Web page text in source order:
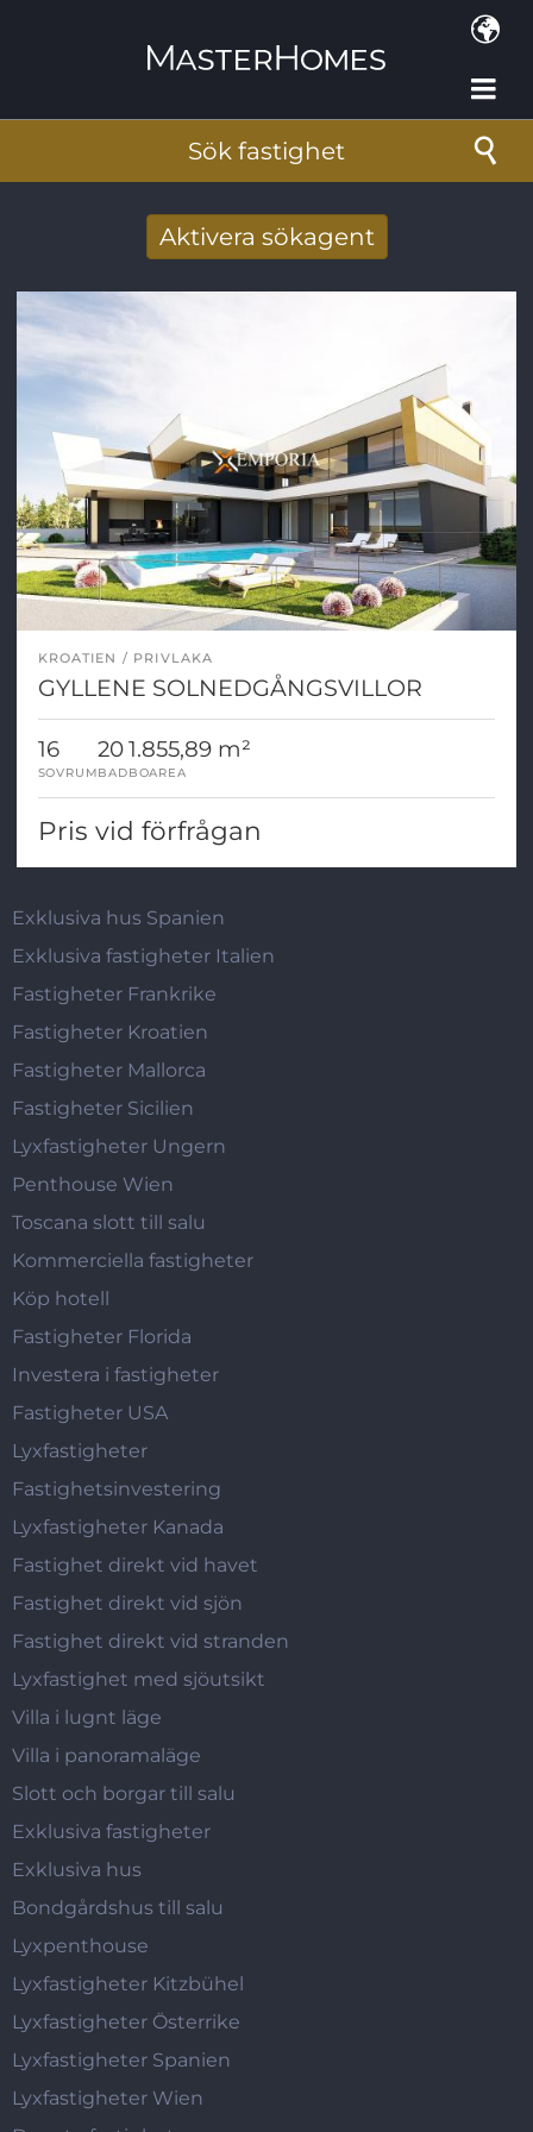
Sök fastighet
Aktivera sökagent
KROATIEN PRIVLAKA
GYLLENE SOLNEDGÅNGSVILLOR
16
SOVRUM
20
BAD
1.855,89 m²
BOAREA
Pris vid förfrågan
Exklusiva hus Spanien
Exklusiva fastigheter Italien
Fastigheter Frankrike
Fastigheter Kroatien
Fastigheter Mallorca
Fastigheter Sicilien
Lyxfastigheter Ungern
Penthouse Wien
Toscana slott till salu
Kommerciella fastigheter
Köp hotell
Fastigheter Florida
Investera i fastigheter
Fastigheter USA
Lyxfastigheter
Fastighetsinvestering
Lyxfastigheter Kanada
Fastighet direkt vid havet
Fastighet direkt vid sjön
Fastighet direkt vid stranden
Lyxfastighet med sjöutsikt
Villa i lugnt läge
Villa i panoramaläge
Slott och borgar till salu
Exklusiva fastigheter
Exklusiva hus
Bondgårdshus till salu
Lyxpenthouse
Lyxfastigheter Kitzbühel
Lyxfastigheter Österrike
Lyxfastigheter Spanien
Lyxfastigheter Wien